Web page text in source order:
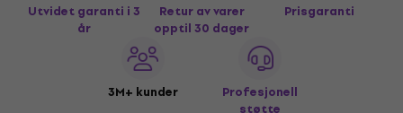
Utvidet garanti i 3
år
Retur av varer
opptil 30 dager
Prisgaranti
3M+ kunder
Profesjonell
støtte